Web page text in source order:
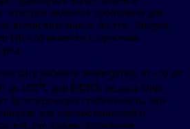
является проблемой для
вычислительных систем. Модуль
DRAM является надежным
рабочих температур, от -40 до
до 105℃ для DDR5, модуль Ultra
долгосрочную стабильность, что
для аэрокосмической и
где важна стабильная